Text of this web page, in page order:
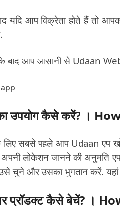
यदि आप विक्रेता होते हैं तो
बाद आप आसानी से Udaan
उपयोग कैसे करें? ।
सबसे पहले आप Udaan एप
लोकेशन जानने की अनुमति
चुने और उसका भुगतान करें. यहां
प्रॉडक्ट कैसे बेचें? ।